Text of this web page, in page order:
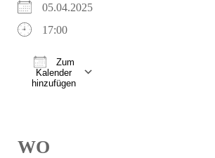
05.04.2025
17:00
Zum
Kalender
hinzufügen
WO